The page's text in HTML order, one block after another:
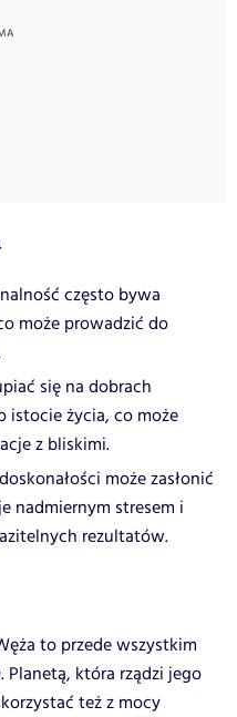
często bywa
może prowadzić do
się na dobrach
istocie życia, co może
z bliskimi.
może zasłonić
nadmiernym stresem i
rezultatów.
to przede wszystkim
Planetą, która rządzi jego
też z mocy